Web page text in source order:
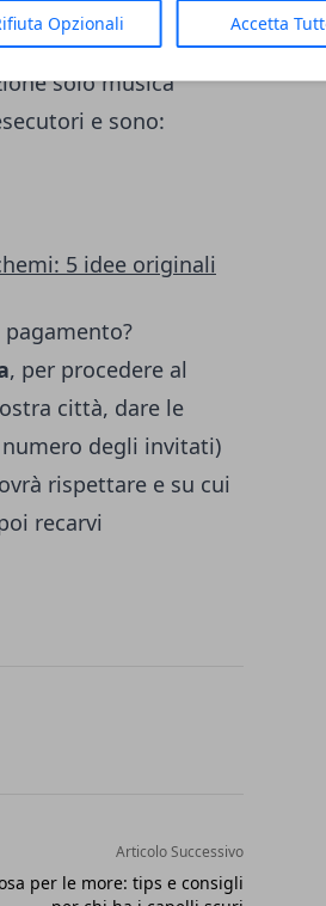
Opzionali Accetta
solo musica
e sono:
5 idee originali
, per procedere al
città, dare le
degli invitati)
rispettare e su cui
recarvi
Articolo Successivo
per le more: tips e consigli